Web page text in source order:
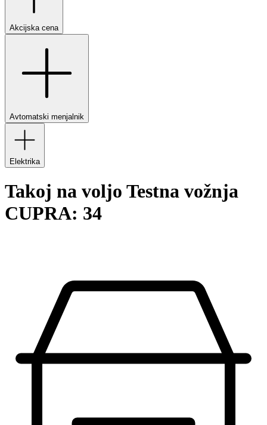
Akcijska cena
Avtomatski menjalnik
Elektrika
Takoj na voljo Testna vožnja
CUPRA: 34